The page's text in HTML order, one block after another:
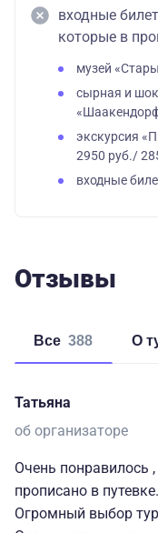
центр)
центр)
входные
которые в
музей
сырная и
экскурсия
2950 руб./
входные
Отзывы
Все 388 о
Татьяна
об организаторе
Очень понравилось
прописано в путевке.
Огромный выбор